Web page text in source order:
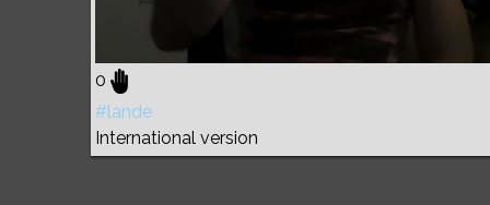
0
#lande
International version